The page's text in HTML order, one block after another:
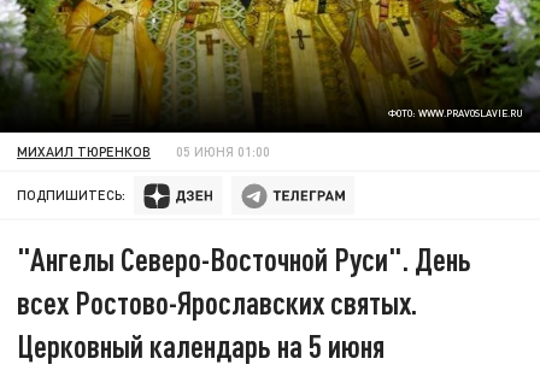
ФОТО: WWW.PRAVOSLAVIE.RU
МИХАИЛ ТЮРЕНКОВ 05 ИЮНЯ 01:00
ПОДПИШИТЕСЬ:
"Ангелы Северо-Восточной Руси". День
всех Ростово-Ярославских святых.
Церковный календарь на 5 июня